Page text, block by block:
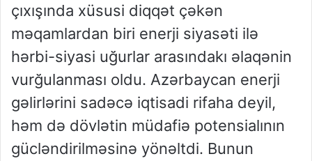
çıxışında xüsusi diqqət çəkən
məqamlardan biri enerji siyasəti ilə
hərbi-siyasi uğurlar arasındakı əlaqənin
vurğulanması oldu. Azərbaycan enerji
gəlirlərini sadəcə iqtisadi rifaha deyil,
həm də dövlətin müdafiə potensialının
gücləndirilməsinə yönəltdi. Bunun